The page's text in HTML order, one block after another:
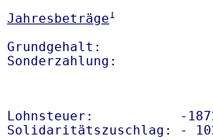
Jahresbeträge1
Grundgehalt:
Lohnsteuer:           -
Solidaritätszuschlag: -